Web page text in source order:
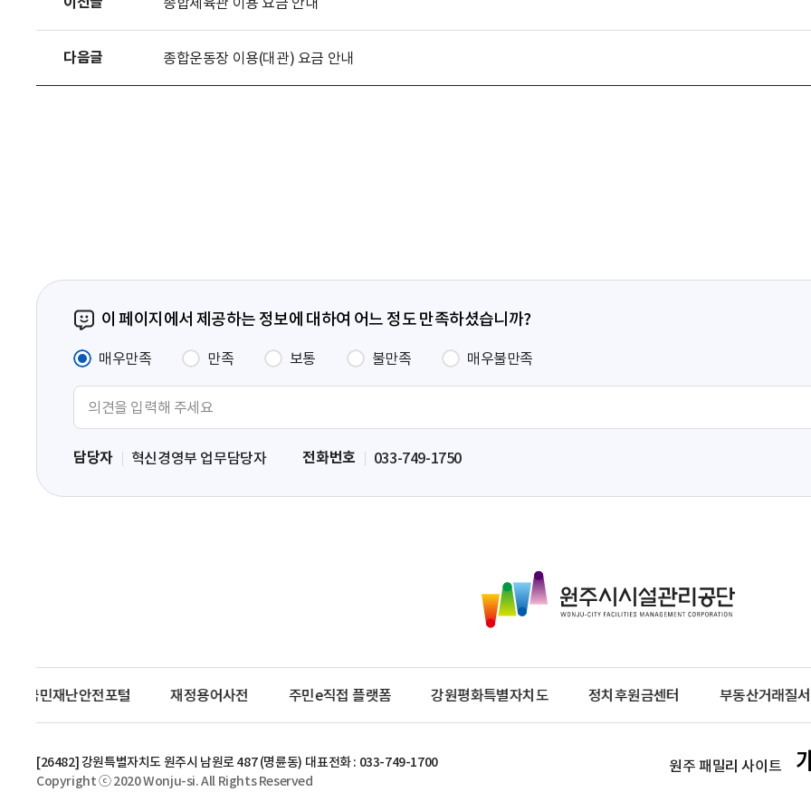
다음글 종합운동장 이용(대관) 요금 안내
이 페이지에서 제공하는 정보에 대하여 어느 정도 만족하셨습니까?
매우만족 만족 보통 불만족 매우불만족
력
담당자 혁신경영부 업무담당자 전화번호 033-749-1750
주
시
설
관
리
공
국민재난안전포털 재정용어사전 주민e직접 플랫폼 강원평화특별자치도 정치후원금센터 부동산거래질
[26482] 강원특별자치도 원주시 남원로 487 (명륜동) 대표전화 : 033-749-1700
Copyright ⓒ 2020 Wonju-si. All Rights Reserved
원주 패밀리 사이트